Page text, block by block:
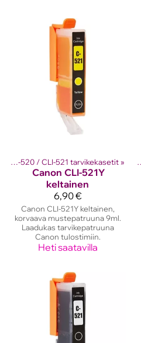
Canon PGI-520 / CLI-521 tarvikekasetit ‪»
Canon CLI-521Y
keltainen
6,90 €
Canon CLI-521Y keltainen,
korvaava mustepatruuna 9ml.
Laadukas tarvikepatruuna
Canon tulostimiin.
Heti saatavilla
‪» Canon mustekasetit‪»